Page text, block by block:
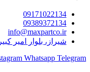
09171022134
09389372134
info@maxpartco.ir
شیراز، بلوار امیر
Whatsapp Telegram